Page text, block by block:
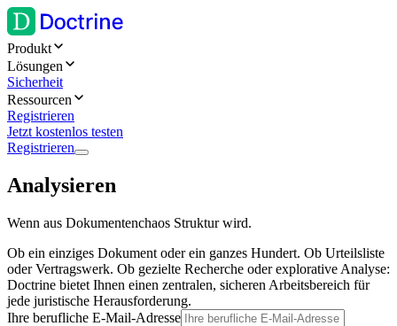
Produkt
Lösungen
Sicherheit
Ressourcen
Registrieren
Jetzt kostenlos testen
Registrieren
Analysieren
Wenn aus Dokumentenchaos Struktur wird.
Ob ein einziges Dokument oder ein ganzes Hundert. Ob Urteilsliste
oder Vertragswerk. Ob gezielte Recherche oder explorative Analyse:
Doctrine bietet Ihnen einen zentralen, sicheren Arbeitsbereich für
jede juristische Herausforderung.
Ihre berufliche E-Mail-Adresse